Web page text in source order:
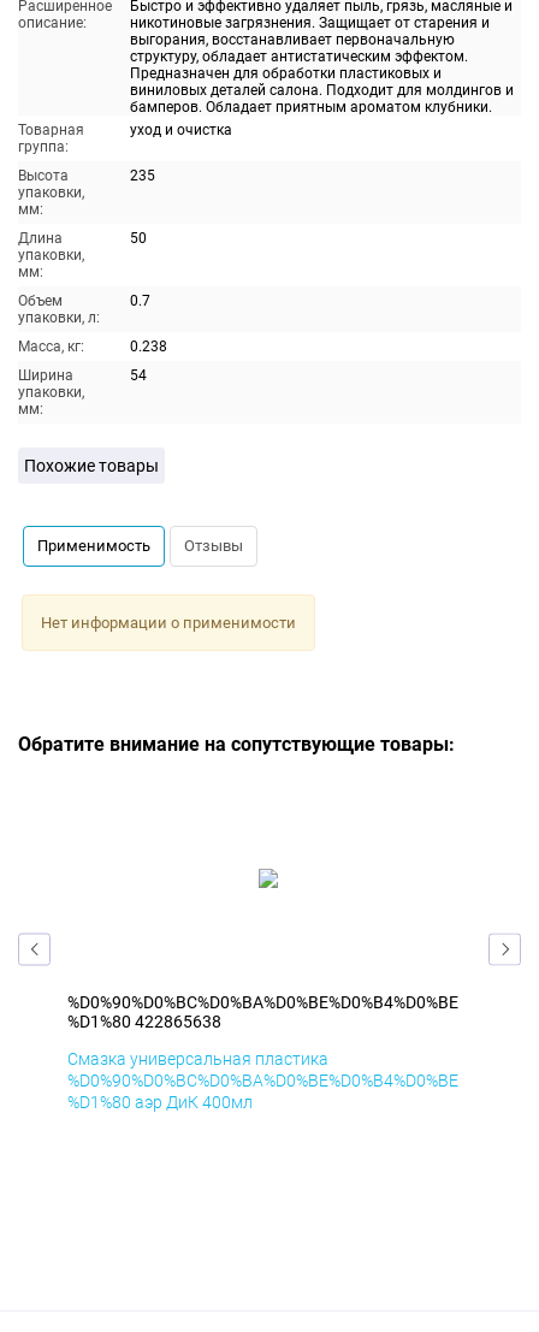
Расширенное
описание:
Быстро и эффективно удаляет пыль, грязь, масляные и
никотиновые загрязнения. Защищает от старения и
выгорания, восстанавливает первоначальную
структуру, обладает антистатическим эффектом.
Предназначен для обработки пластиковых и
виниловых деталей салона. Подходит для молдингов и
бамперов. Обладает приятным ароматом клубники.
Товарная
группа:
уход и очистка
Высота
упаковки,
мм:
235
Длина
упаковки,
мм:
50
Объем
упаковки, л:
0.7
Масса, кг:
0.238
Ширина
упаковки,
мм:
54
Похожие товары
Применимость Отзывы
Нет информации о применимости
Обратите внимание на сопутствующие товары:
%D0%90%D0%BC%D0%BA%D0%BE%D0%B4%D0%BE
%D1%80 422865638
Смазка универсальная пластика
%D0%90%D0%BC%D0%BA%D0%BE%D0%B4%D0%BE
%D1%80 аэр ДиК 400мл